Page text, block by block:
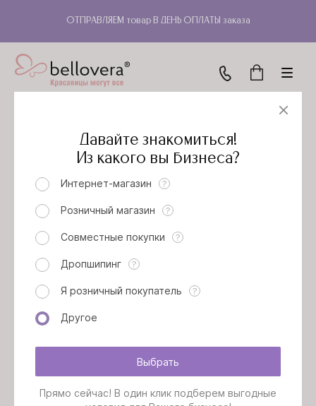
ОТПРАВЛЯЕМ товар В ДЕНЬ ОПЛАТЫ заказа
Скачать фото
ДЖЕМПЕР БАУНИ (ВАЙТ)
Артикул: 53Б3502
Модельный ряд
Давайте знакомиться!
Из какого вы бизнеса?
Интернет-магазин ?
Розничный магазин ?
Совместные покупки ?
Дропшипинг ?
Я розничный покупатель ?
Другое
Выбрать
Прямо сейчас! В один клик подберем выгодные